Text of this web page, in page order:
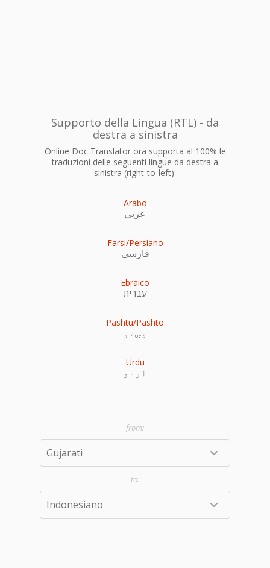
Supporto della Lingua (RTL) - da
destra a sinistra
Online Doc Translator ora supporta al 100% le
traduzioni delle seguenti lingue da destra a
sinistra (right-to-left):
Arabo
عربى
Farsi/Persiano
فارسی
Ebraico
עִברִית
Pashtu/Pashto
پښتو
Urdu
اردو